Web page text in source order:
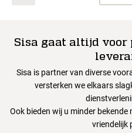
Sisa gaat altijd
Sisa is partner van diverse
versterken we elkaars
Ook bieden wij u minder
vriendelijk